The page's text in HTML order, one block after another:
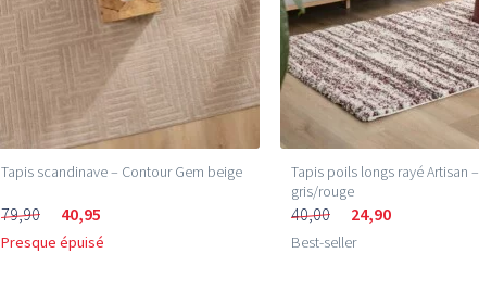
Tapis scandinave – Contour Gem beige
79,90 40,95
Presque épuisé
Tapis poils longs rayé Artisan –
gris/rouge
40,00 24,90
Best-seller